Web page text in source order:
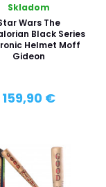
Skladom
Wars The
Black Series
Helmet Moff
Gideon
159,90 €